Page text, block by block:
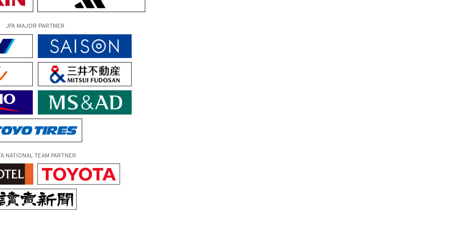
JFA MAJOR PARTNER
NATIONAL TEAM PARTNER